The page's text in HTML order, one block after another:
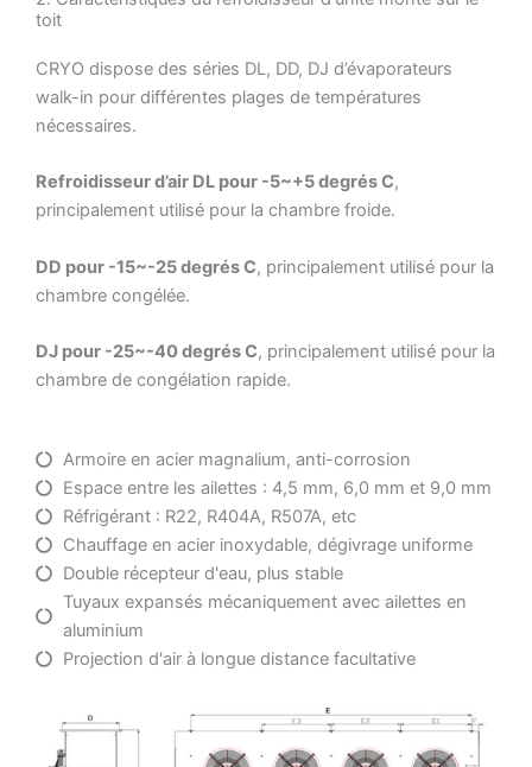
toit
CRYO dispose des séries DL, DD, DJ d’évaporateurs
walk-in pour différentes plages de températures
nécessaires.
Refroidisseur d’air DL pour -5~+5 degrés C,
principalement utilisé pour la chambre froide.
DD pour -15~-25 degrés C, principalement utilisé pour la
chambre congélée.
DJ pour -25~-40 degrés C, principalement utilisé pour la
chambre de congélation rapide.
Armoire en acier magnalium, anti-corrosion
Espace entre les ailettes : 4,5 mm, 6,0 mm et 9,0 mm
Réfrigérant : R22, R404A, R507A, etc
Chauffage en acier inoxydable, dégivrage uniforme
Double récepteur d'eau, plus stable
Tuyaux expansés mécaniquement avec ailettes en
aluminium
Projection d'air à longue distance facultative